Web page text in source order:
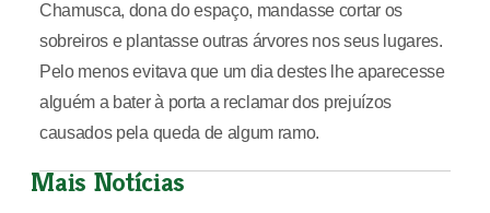
Chamusca, dona do espaço, mandasse cortar os
sobreiros e plantasse outras árvores nos seus lugares.
Pelo menos evitava que um dia destes lhe aparecesse
alguém a bater à porta a reclamar dos prejuízos
causados pela queda de algum ramo.
Mais Notícias